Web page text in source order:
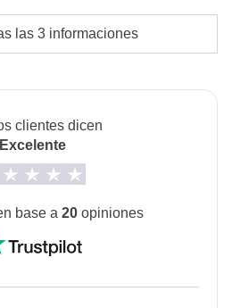
privadas
las 3 informaciones
clientes dicen
Excelente
base a 20opiniones